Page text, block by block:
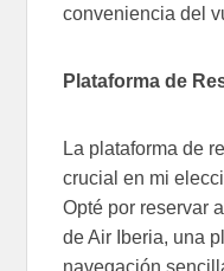
conveniencia del
Plataforma de
La plataforma de
crucial en mi
Opté por reservar
de Air Iberia, una
navegación